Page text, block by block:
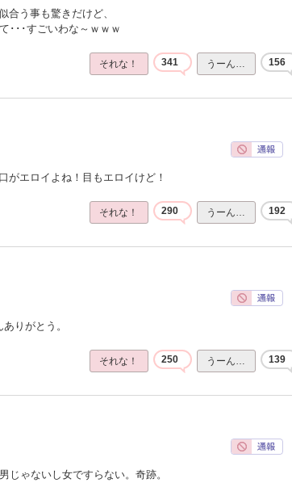
合う事も驚きだけど、
･･･すごいわな～ｗｗｗ
それな！ 341 うーん… 156
がエロイよね！目もエロイけど！
それな！ 290 うーん… 192
りがとう。
それな！ 250 うーん… 139
じゃないし女ですらない。奇跡。